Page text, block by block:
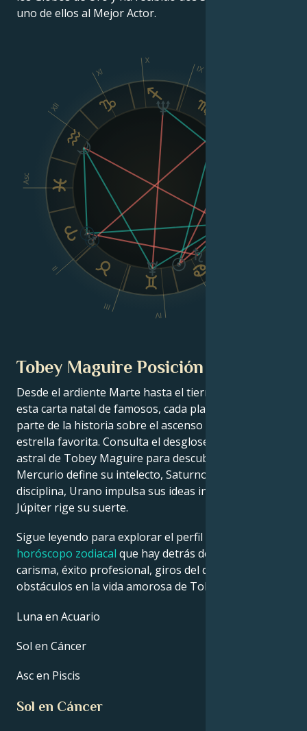
uno de ellos al Mejor Actor.
Asc
II
III
IV
IX
X
XI
XII
Tobey Maguire Posición planetaria
Desde el ardiente Marte hasta el tierno Venus, en
esta carta natal de famosos, cada planeta cuenta su
parte de la historia sobre el ascenso a la fama de tu
estrella favorita. Consulta el desglose de la carta
astral de Tobey Maguire para descubrir cómo
Mercurio define su intelecto, Saturno da forma a su
disciplina, Urano impulsa sus ideas innovadoras y
Júpiter rige su suerte.
Sigue leyendo para explorar el perfil detallado del
horóscopo zodiacal que hay detrás del talento,
carisma, éxito profesional, giros del destino y
obstáculos en la vida amorosa de Tobey Maguire.
Luna en Acuario
Sol en Cáncer
Asc en Piscis
Sol en Cáncer